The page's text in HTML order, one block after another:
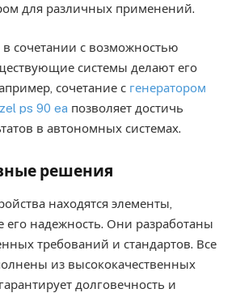
для различных применений.
сочетании с возможностью
системы делают его
сочетание с генератором
ps 90 ea позволяет достичь
в автономных системах.
решения
находятся элементы,
надежность. Они разработаны
требований и стандартов. Все
из высококачественных
долговечность и